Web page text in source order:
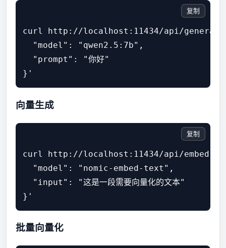
curl http://localhost:11434/api/
  "model": "qwen2.5:7b",
  "prompt": "你好"
}'
复制
向量生成
curl http://localhost:11434/api/embed -
  "model": "nomic-embed-text",
  "input": "这是一段需要向量化的文本"
}'
复制
批量向量化